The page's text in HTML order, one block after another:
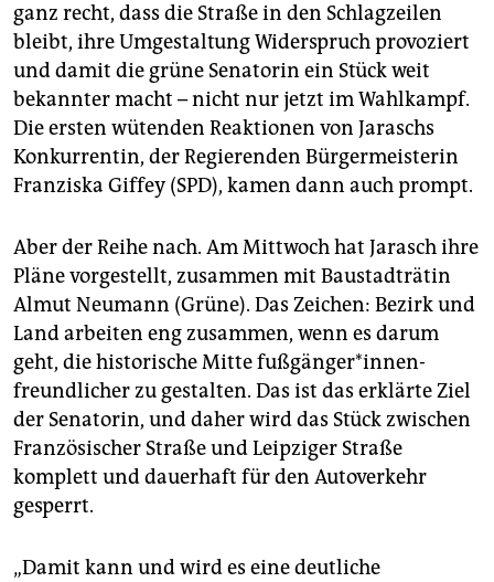
ganz recht, dass die Straße in den Schlagzeilen
bleibt, ihre Umgestaltung Widerspruch provoziert
und damit die grüne Senatorin ein Stück weit
bekannter macht – nicht nur jetzt im Wahlkampf.
Die ersten wütenden Reaktionen von Jaraschs
Konkurrentin, der Regierenden Bürgermeisterin
Franziska Giffey (SPD), kamen dann auch prompt.
Aber der Reihe nach. Am Mittwoch hat Jarasch ihre
Pläne vorgestellt, zusammen mit Baustadträtin
Almut Neumann (Grüne). Das Zeichen: Bezirk und
Land arbeiten eng zusammen, wenn es darum
geht, die historische Mitte fuß­gän­ge­r*in­nen­
freund­li­cher zu gestalten. Das ist das erklärte Ziel
der Senatorin, und daher wird das Stück zwischen
Französischer Straße und Leipziger Straße
komplett und dauerhaft für den Autoverkehr
gesperrt.
„Damit kann und wird es eine deutliche